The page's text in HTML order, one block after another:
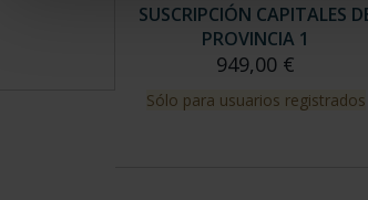
SUSCRIPCIÓN CAPITALES
PROVINCIA 1
949,00 €
Sólo para usuarios registrados